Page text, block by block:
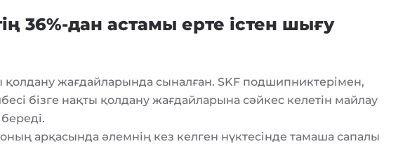
36%-дан астамы ерте істен шығу
жағдайларында сыналған. SKF подшипниктерімен,
бізге нақты қолдану жағдайларына сәйкес келетін майлау
арқасында әлемнің кез келген нүктесінде тамаша сапалы